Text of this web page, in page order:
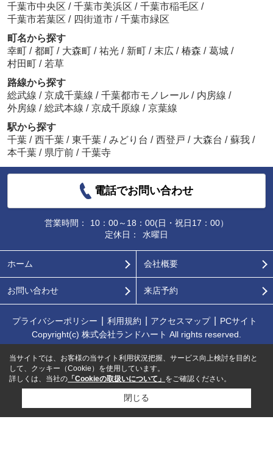
千葉市中央区 / 千葉市美浜区 / 千葉市稲毛区 /
千葉市若葉区 / 四街道市 / 千葉市緑区
町名から探す
幸町 / 都町 / 大森町 / 祐光 / 新町 / 末広 / 椿森 / 葛城 /
村田町 / 若草
路線から探す
総武線 / 京成千葉線 / 千葉都市モノレール / 内房線 /
外房線 / 総武本線 / 京成千原線 / 京葉線
駅から探す
千葉 / 西千葉 / 東千葉 / みどり台 / 西登戸 / 大森台 / 蘇我 /
本千葉 / 県庁前 / 千葉寺
電話でお問い合わせ
営業時間：
10：00～18：00(日・祝日17：00）
定休日：
水曜日
ホーム 会社概要
お問い合わせ 来店予約
プライバシーポリシー 利用規約 アクセスマップ
PCサイト
Copyright(c) 株式会社ランドハート All rights reserved.
当サイトでは、お客様の当サイト利用状況把握、サービス向上検討を目的と
して、クッキー（Cookie）を使用しています。
詳しくは、当社の 「Cookieの取扱いについて」 をご確認ください。
閉じる